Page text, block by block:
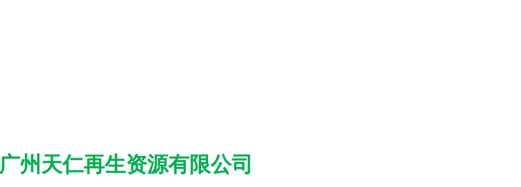
广州天仁再生资源有限公司